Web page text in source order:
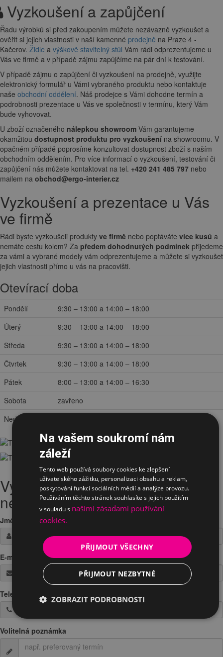
Vyzkoušení a zapůjčení
Řadu výrobků si před zakoupením můžete nezávazně vyzkoušet a
ověřit si jejich vlastnosti v naší kamenné prodejně na Praze 4 -
Kačerov. Židle a výškově stavitelný stůl Vám rádi odprezentujeme u
Vás ve firmě a v případě zájmu zapůjčíme na pár dní k testování.
V případě zájmu o zapůjčení či vyzkoušení na prodejně, využijte
elektronický formulář u Vámi vybraného produktu nebo kontaktuje
naše obchodní oddělení. Náš prodejce s Vámi dohodne termín a
podrobnosti prezentace u Vás ve společnosti v termínu, který Vám
bude vyhovovat.
U zboží označeného nálepkou showroom Vám garantujeme
okamžitou dostupnost produktu pro vyzkoušení na showroomu. V
opačném případě poprosíme konzultovat dostupnost zboží s naším
obchodním oddělením. Pro více informací o vyzkoušení, testování či
zapůjčení nás můžete kontaktovat na tel. +420 241 485 797 nebo
mailem na obchod@ergo-interier.cz
Vyzkoušení a prezentace u Vás
ve firmě
Rádi byste vyzkoušeli produkty ve firmě nebo poptáváte více kusů a
nemáte cestu kolem? Za předem dohodnutých podmínek přijedeme
za vámi a vybrané modely vám odprezentujeme a můžete si vyzkoušet
jejich vlastnosti přímo u vás na pracovišti.
Otevírací doba
Pondělí
9:30 – 13:00 a 14:00 – 18:00
Úterý
9:30 – 13:00 a 14:00 – 18:00
Středa
9:30 – 13:00 a 14:00 – 18:00
Čtvrtek
9:30 – 13:00 a 14:00 – 18:00
Pátek
8:00 – 13:00 a 14:00 – 16:30
Sobota
zavřeno
Neděle
Vyplněte Vaši žádost o testování
nebo zapůjčeni
Jméno / Firma*
E-mail
Telefon
Volitelná poznámka
Na vašem soukromí nám
záleží
Tento web používá soubory cookies ke zlepšení
uživatelského zážitku, personalizaci obsahu a reklam,
poskytování funkcí sociálních médií a analýze provozu.
Používáním těchto stránek souhlasíte s jejich použitím
v souladu s našimi zásadami používání
cookies.
PŘIJMOUT VŠECHNY
PŘIJMOUT NEZBYTNÉ
ZOBRAZIT PODROBNOSTI